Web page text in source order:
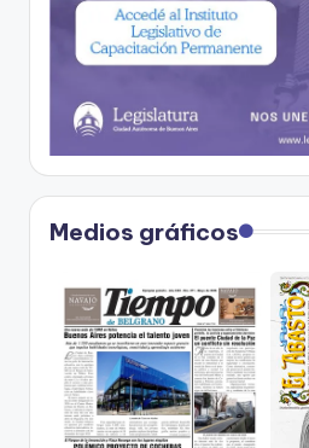
Medios gráficos